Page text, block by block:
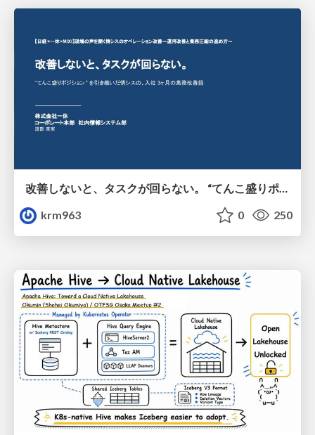
改善しないと、タスクが回らない。 “てんこ盛りポジション” を引き継いだ情シスの、入社3ヶ月の業務改善録
krm963
0 250